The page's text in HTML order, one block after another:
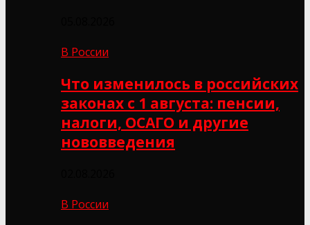
В России
Что изменилось в российских
законах с 1 августа: пенсии,
налоги, ОСАГО и другие
нововведения
В России